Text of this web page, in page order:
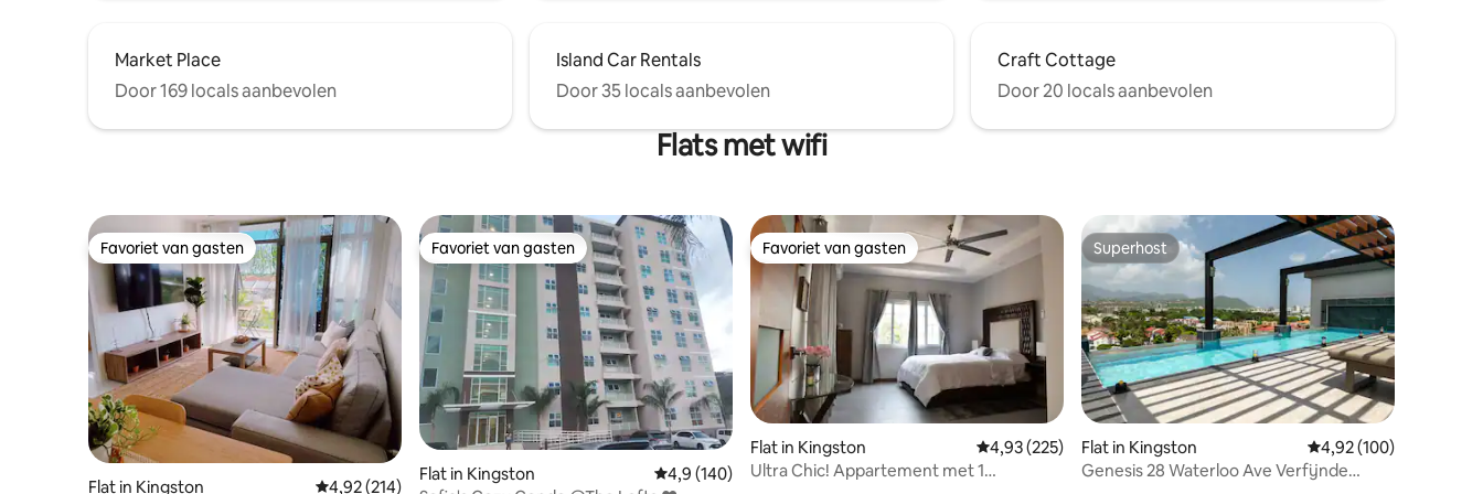
Market Place
Door 169 locals aanbevolen
Island Car Rentals
Door 35 locals aanbevolen
Craft Cottage
Door 20 locals aanbevolen
Flats met wifi
Favoriet van gasten
Favoriet van gasten
Flat in Kingston Gemiddelde beoordeling van 4,92 op 5, 214 recensies
4,92 (214)
Favoriet van gasten
Favoriet van gasten
Flat in Kingston Gemiddelde beoordeling van 4,9 op 5, 140 recensies
4,9 (140)
Favoriet van gasten
Favoriet van gasten
Flat in Kingston Gemiddelde beoordeling van 4,93 op 5, 225 recensies
4,93 (225)
Ultra Chic! Appartement met 1
Superhost
Superhost
Flat in Kingston Gemiddelde
4,92 (100)
Genesis 28 Waterloo Ave Verfijnde